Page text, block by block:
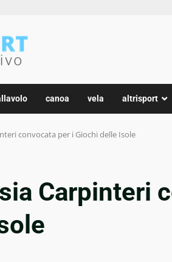
canoa vela altrisport
convocata per i Giochi delle Isole
Carpinteri